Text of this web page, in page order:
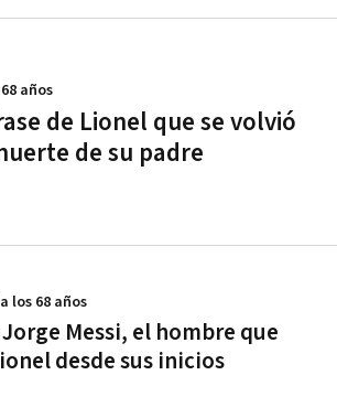
de Lionel que se volvió
de su padre
años
Messi, el hombre que
desde sus inicios
los 68 años